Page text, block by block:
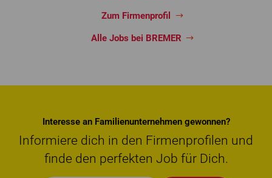
Zum Firmenprofil
Alle Jobs bei BREMER
Interesse an Familienunternehmen gewonnen?
Informiere dich in den Firmenprofilen und
finde den perfekten Job für Dich.